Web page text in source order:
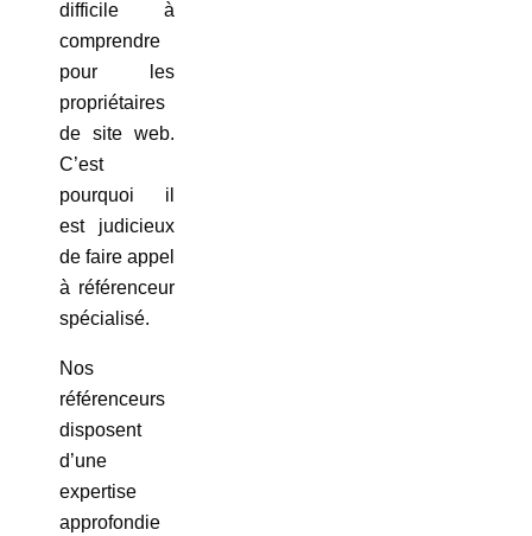
difficile à
comprendre
pour les
propriétaires
de site web.
C’est
pourquoi il
est judicieux
de faire appel
à référenceur
spécialisé.
Nos
référenceurs
disposent
d’une
expertise
approfondie